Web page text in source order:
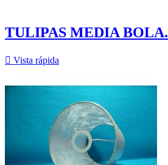
TULIPAS MEDIA BOLA.
 Vista rápida